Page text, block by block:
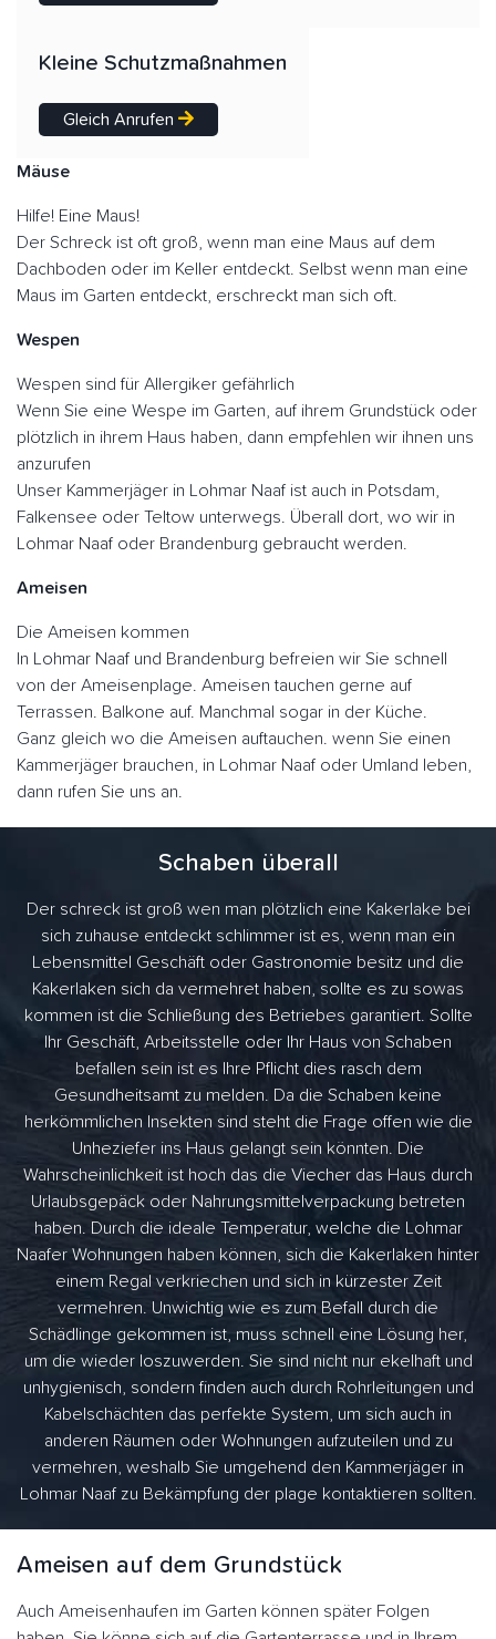
Kleine Schutzmaßnahmen
Gleich Anrufen
Mäuse
Hilfe! Eine Maus!
Der Schreck ist oft groß, wenn man eine Maus auf dem
Dachboden oder im Keller entdeckt. Selbst wenn man eine
Maus im Garten entdeckt, erschreckt man sich oft.
Wespen
Wespen sind für Allergiker gefährlich
Wenn Sie eine Wespe im Garten, auf ihrem Grundstück oder
plötzlich in ihrem Haus haben, dann empfehlen wir ihnen uns
anzurufen
Unser Kammerjäger in Lohmar Naaf ist auch in Potsdam,
Falkensee oder Teltow unterwegs. Überall dort, wo wir in
Lohmar Naaf oder Brandenburg gebraucht werden.
Ameisen
Die Ameisen kommen
In Lohmar Naaf und Brandenburg befreien wir Sie schnell
von der Ameisenplage. Ameisen tauchen gerne auf
Terrassen. Balkone auf. Manchmal sogar in der Küche.
Ganz gleich wo die Ameisen auftauchen. wenn Sie einen
Kammerjäger brauchen, in Lohmar Naaf oder Umland leben,
dann rufen Sie uns an.
Schaben überall
Der schreck ist groß wen man plötzlich eine Kakerlake bei
sich zuhause entdeckt schlimmer ist es, wenn man ein
Lebensmittel Geschäft oder Gastronomie besitz und die
Kakerlaken sich da vermehret haben, sollte es zu sowas
kommen ist die Schließung des Betriebes garantiert. Sollte
Ihr Geschäft, Arbeitsstelle oder Ihr Haus von Schaben
befallen sein ist es Ihre Pflicht dies rasch dem
Gesundheitsamt zu melden. Da die Schaben keine
herkömmlichen Insekten sind steht die Frage offen wie die
Unheziefer ins Haus gelangt sein könnten. Die
Wahrscheinlichkeit ist hoch das die Viecher das Haus durch
Urlaubsgepäck oder Nahrungsmittelverpackung betreten
haben. Durch die ideale Temperatur, welche die Lohmar
Naafer Wohnungen haben können, sich die Kakerlaken hinter
einem Regal verkriechen und sich in kürzester Zeit
vermehren. Unwichtig wie es zum Befall durch die
Schädlinge gekommen ist, muss schnell eine Lösung her,
um die wieder loszuwerden. Sie sind nicht nur ekelhaft und
unhygienisch, sondern finden auch durch Rohrleitungen und
Kabelschächten das perfekte System, um sich auch in
anderen Räumen oder Wohnungen aufzuteilen und zu
vermehren, weshalb Sie umgehend den Kammerjäger in
Lohmar Naaf zu Bekämpfung der plage kontaktieren sollten.
Ameisen auf dem Grundstück
Auch Ameisenhaufen im Garten können später Folgen